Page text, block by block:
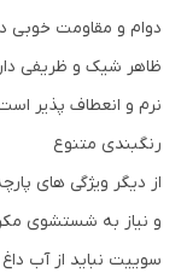
دوام و مقاومت خوبی
ظاهر شیک و ظریفی
نرم و انعطاف پذیر
رنگبندی متنوع
از دیگر ویژگی های
و نیاز به شستشوی
سوییت نباید از آب